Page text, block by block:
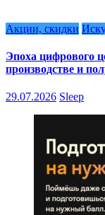
Акции, скидки
Эпоха цифрового
производстве и
29.07.2026 Sleep